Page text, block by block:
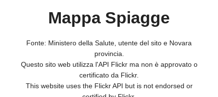
Mappa Spiagge
Fonte: Ministero della Salute, utente del sito e Novara
provincia.
Questo sito web utilizza l'API Flickr ma non è approvato o
certificato da Flickr.
This website uses the Flickr API but is not endorsed or